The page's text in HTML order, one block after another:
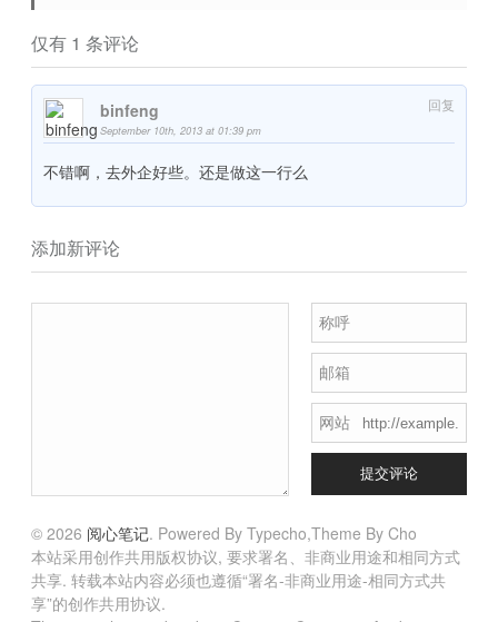
仅有 1 条评论
binfeng
September 10th, 2013 at 01:39 pm
回复
不错啊，去外企好些。还是做这一行么
添加新评论
称呼
邮箱
网站
提交评论
© 2026 阅心笔记. Powered By Typecho,Theme By Cho
本站采用创作共用版权协议, 要求署名、非商业用途和相同方式
共享. 转载本站内容必须也遵循“署名-非商业用途-相同方式共
享”的创作共用协议.